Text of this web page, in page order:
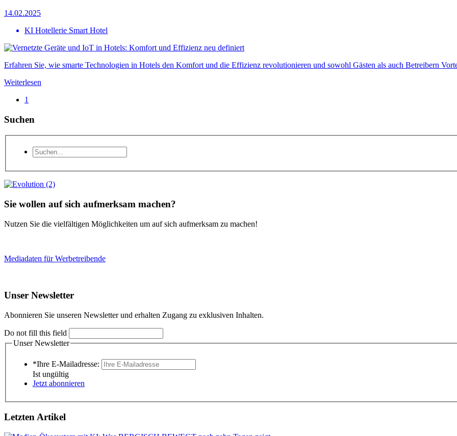
14.02.2025
KI Hotellerie Smart Hotel
Erfahren Sie, wie smarte Technologien in Hotels den Komfort und die Effizienz revolutionieren und sowohl Gästen als auch Betreibern
Weiterlesen
1
Suchen
Sie wollen auf sich aufmerksam machen?
Nutzen Sie die vielfältigen Möglichkeiten um auf sich aufmerksam zu machen!
Mediadaten für Werbetreibende
Unser Newsletter
Abonnieren Sie unseren Newsletter und erhalten Zugang zu exklusiven Inhalten.
Do not fill this field
Unser Newsletter
*Ihre E-Mailadresse:
Ist ungültig
Jetzt abonnieren
Letzten Artikel